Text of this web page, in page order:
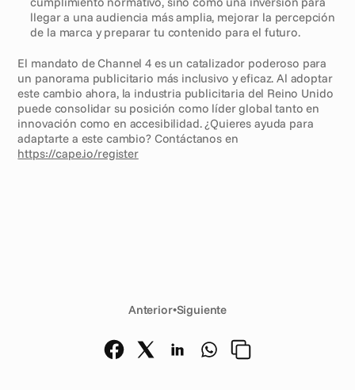
llegar a una audiencia más amplia, mejorar la percepción
de la marca y preparar tu contenido para el futuro.
El mandato de Channel 4 es un catalizador poderoso para
un panorama publicitario más inclusivo y eficaz. Al adoptar
este cambio ahora, la industria publicitaria del Reino Unido
puede consolidar su posición como líder global tanto en
innovación como en accesibilidad. ¿Quieres ayuda para
https://cape.io/register
Anterior•Siguiente